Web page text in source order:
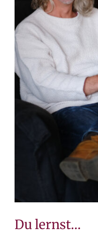
Du lernst…